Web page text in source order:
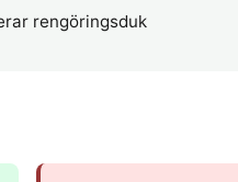
rengöringsduk